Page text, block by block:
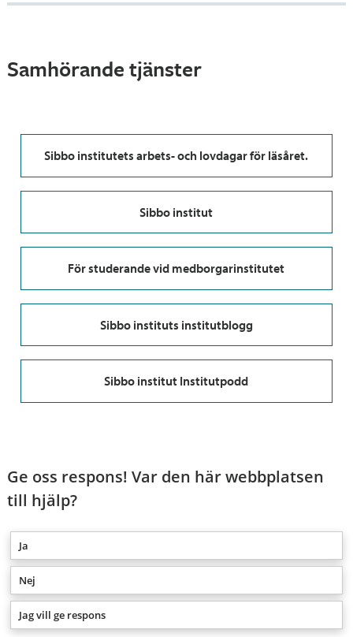
Samhörande tjänster
Sibbo institutets arbets- och lovdagar för läsåret.
Sibbo institut
För studerande vid medborgarinstitutet
Sibbo instituts institutblogg
Sibbo institut Institutpodd
Ge oss respons! Var den här webbplatsen
till hjälp?
Ja
Nej
Jag vill ge respons